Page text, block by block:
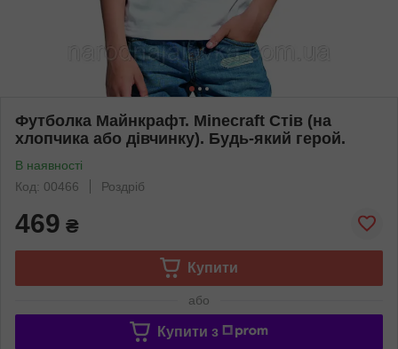
Футболка Майнкрафт. Minecraft Стів (на
хлопчика або дівчинку). Будь-який герой.
В наявності
Код: 00466
Роздріб
469 ₴
Купити
або
Купити з